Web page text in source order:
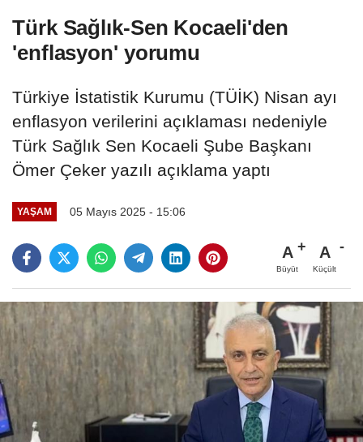
Türk Sağlık-Sen Kocaeli'den
'enflasyon' yorumu
Türkiye İstatistik Kurumu (TÜİK) Nisan ayı
enflasyon verilerini açıklaması nedeniyle
Türk Sağlık Sen Kocaeli Şube Başkanı
Ömer Çeker yazılı açıklama yaptı
YAŞAM 05 Mayıs 2025 - 15:06
A
Büyüt
A
Küçült